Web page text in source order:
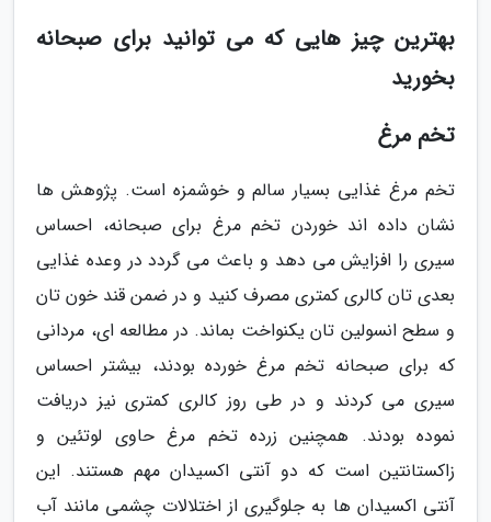
بهترین چیز هایی که می توانید برای صبحانه
بخورید
تخم مرغ
تخم مرغ غذایی بسیار سالم و خوشمزه است. پژوهش ها
نشان داده اند خوردن تخم مرغ برای صبحانه، احساس
سیری را افزایش می دهد و باعث می گردد در وعده غذایی
بعدی تان کالری کمتری مصرف کنید و در ضمن قند خون تان
و سطح انسولین تان یکنواخت بماند. در مطالعه ای، مردانی
که برای صبحانه تخم مرغ خورده بودند، بیشتر احساس
سیری می کردند و در طی روز کالری کمتری نیز دریافت
نموده بودند. همچنین زرده تخم مرغ حاوی لوتئین و
زاکستانتین است که دو آنتی اکسیدان مهم هستند. این
آنتی اکسیدان ها به جلوگیری از اختلالات چشمی مانند آب